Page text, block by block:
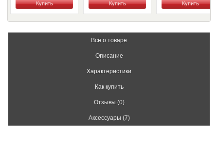
Купить Купить Купить
Всё о товаре
Описание
Характеристики
Как купить
Отзывы (0)
Аксессуары (7)